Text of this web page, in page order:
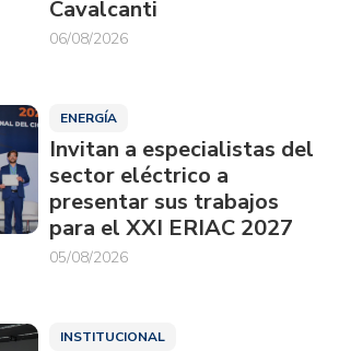
Cavalcanti
06/08/2026
ENERGÍA
Invitan a especialistas del
sector eléctrico a
presentar sus trabajos
para el XXI ERIAC 2027
05/08/2026
INSTITUCIONAL